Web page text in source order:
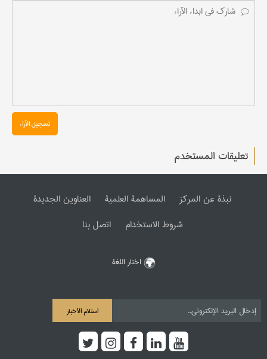
تسجیل الآراء
تعليقات المستخدم
نبذة عن المرکز المساهمة العلمیة
العناوین الجدیدة
شروط الاستخدام
اتصل بنا
اختار اللغة
استلام الأخبار